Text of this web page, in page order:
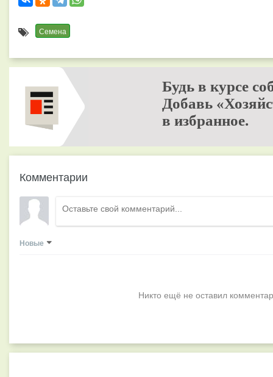
Семена
Будь в курсе
Добавь
в избранное.
Комментарии
Новые
Никто ещё не оставил